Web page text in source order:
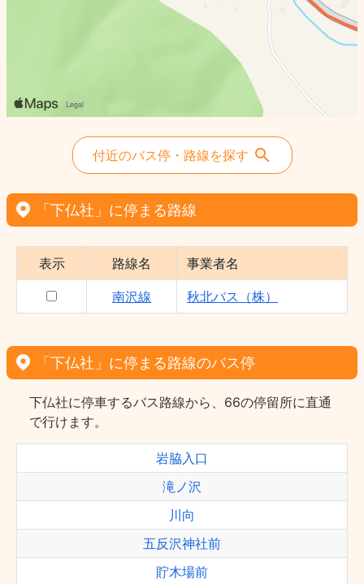
付近のバス停・路線を探す
「下仏社」に停まる路線
表示 路線名 事業者名
南沢線 秋北バス（株）
「下仏社」に停まる路線のバス停
下仏社に停車するバス路線から、66の停留所に直通
で行けます。
岩脇入口
滝ノ沢
川向
五反沢神社前
貯木場前